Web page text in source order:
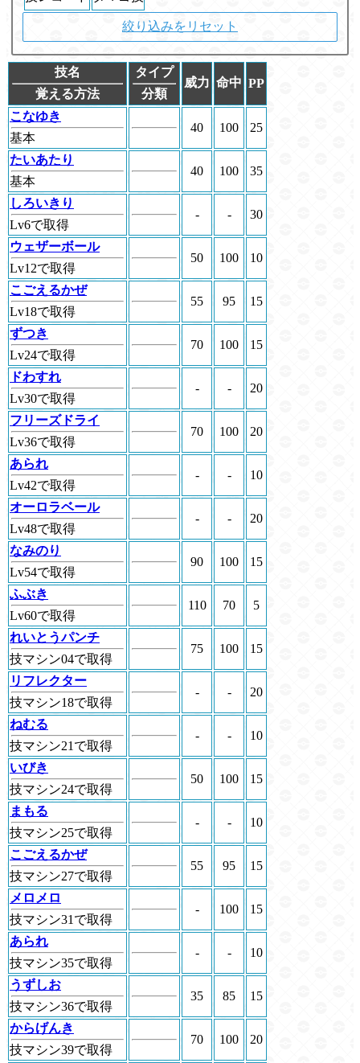
絞り込みをリセット
技名
覚える方法
タイプ
分類
威力 命中 PP
こなゆき
基本
40 100 25
たいあたり
基本
40 100 35
しろいきり
Lv6で取得
- - 30
ウェザーボール
Lv12で取得
50 100 10
こごえるかぜ
Lv18で取得
55 95 15
ずつき
Lv24で取得
70 100 15
ドわすれ
Lv30で取得
- - 20
フリーズドライ
Lv36で取得
70 100 20
あられ
Lv42で取得
- - 10
オーロラベール
Lv48で取得
- - 20
なみのり
Lv54で取得
90 100 15
ふぶき
Lv60で取得
110 70 5
れいとうパンチ
技マシン04で取得
75 100 15
リフレクター
技マシン18で取得
- - 20
ねむる
技マシン21で取得
- - 10
いびき
技マシン24で取得
50 100 15
まもる
技マシン25で取得
- - 10
こごえるかぜ
技マシン27で取得
55 95 15
メロメロ
技マシン31で取得
- 100 15
あられ
技マシン35で取得
- - 10
うずしお
技マシン36で取得
35 85 15
からげんき
技マシン39で取得
70 100 20